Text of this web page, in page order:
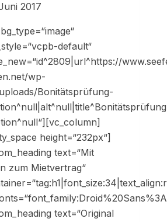
2017
default“
wp-
Bonitätsprüfung-
height=“232px“]
text=“Mit
zum Mietvertrag“
text=“Original